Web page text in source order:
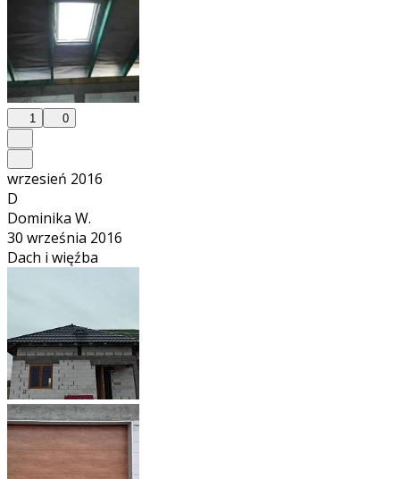
1 0
wrzesień 2016
D
Dominika W.
30 września 2016
Dach i więźba